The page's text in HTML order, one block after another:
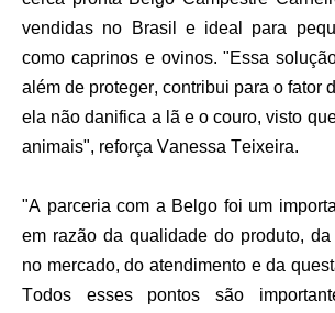
vendidas no Brasil e ideal para
como caprinos e ovinos. "Essa
além de proteger, contribui para o fator
ela não danifica a lã e o couro, visto
animais", reforça Vanessa Teixeira.
"A parceria com a Belgo foi um
em razão da qualidade do produto,
no mercado, do atendimento e da
Todos esses pontos são